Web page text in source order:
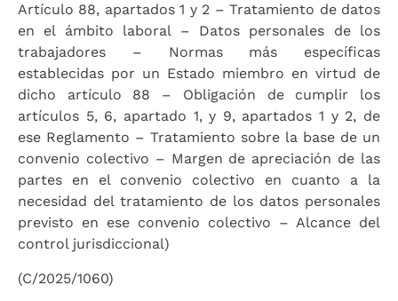
Artículo 88, apartados 1 y 2 – Tratamiento de datos
en el ámbito laboral – Datos personales de los
trabajadores – Normas más específicas
establecidas por un Estado miembro en virtud de
dicho artículo 88 – Obligación de cumplir los
artículos 5, 6, apartado 1, y 9, apartados 1 y 2, de
ese Reglamento – Tratamiento sobre la base de un
convenio colectivo – Margen de apreciación de las
partes en el convenio colectivo en cuanto a la
necesidad del tratamiento de los datos personales
previsto en ese convenio colectivo – Alcance del
control jurisdiccional)
(C/2025/1060)